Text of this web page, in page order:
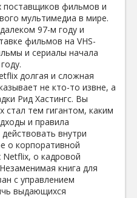
поставщиков фильмов и
мультимедиа в мире.
97-м году и
фильмов на VHS-
и сериалы начала
долгая и сложная
не кто-то извне, а
Рид Хастингс. Вы
стал тем гигантом, каким
и правила
внутри
о корпоративной
Netflix, о кадровой
книга для
с управлением
выдающихся